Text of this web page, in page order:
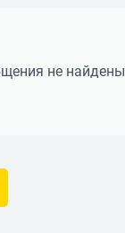
не найдены